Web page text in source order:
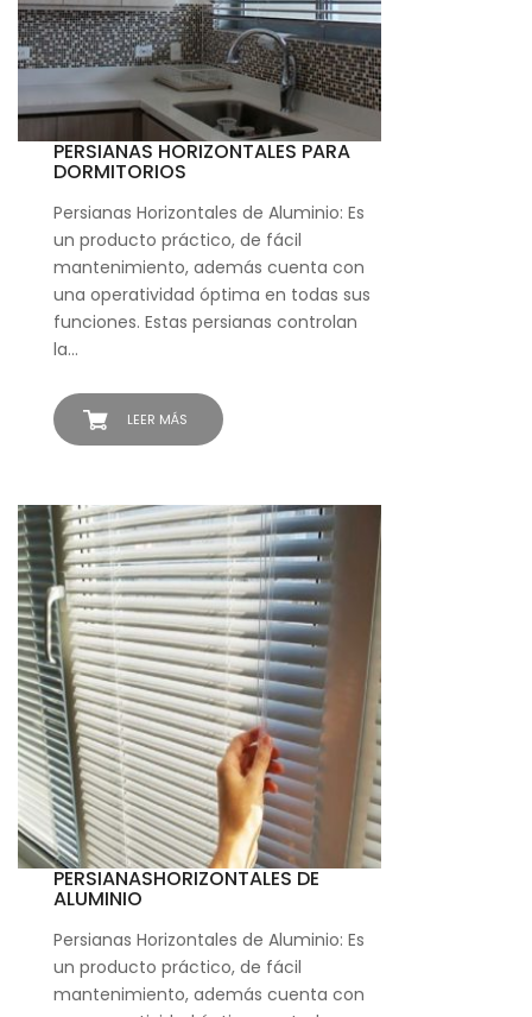
LEER MÁS
PERSIANAS HORIZONTALES PARA
DORMITORIOS
Persianas Horizontales de Aluminio: Es
un producto práctico, de fácil
mantenimiento, además cuenta con
una operatividad óptima en todas sus
funciones. Estas persianas controlan
la…
PERSIANASHORIZONTALES DE
ALUMINIO
Persianas Horizontales de Aluminio: Es
un producto práctico, de fácil
mantenimiento, además cuenta con